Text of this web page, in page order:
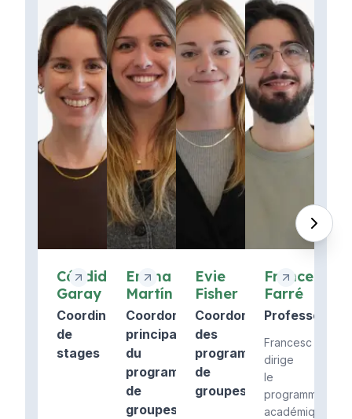
Cándida
Garay
Coordinatrice
de
stages
Emma
Martín
Coordonnateur
principal
du
programme
de
groupes
Evie
Fisher
Coordonnatrice
des
programmes
de
groupes
Francesc
Farré
Professeur
Francesc
dirige
le
programme
académique